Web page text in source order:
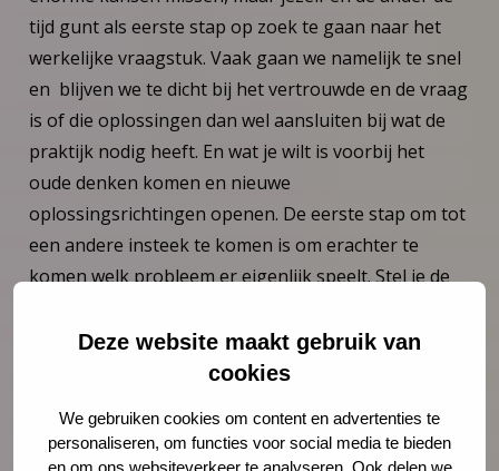
Deze website maakt gebruik van
cookies
We gebruiken cookies om content en advertenties te
personaliseren, om functies voor social media te bieden
en om ons websiteverkeer te analyseren. Ook delen we
tijd gunt als eerste stap op zoek te gaan naar het
werkelijke vraagstuk. Vaak gaan we namelijk te snel
en blijven we te dicht bij het vertrouwde en de vraag
is of die oplossingen dan wel aansluiten bij wat de
praktijk nodig heeft. En wat je wilt is voorbij het
oude denken komen en nieuwe
oplossingsrichtingen openen. De eerste stap om tot
een andere insteek te komen is om erachter te
komen welk probleem er eigenlijk speelt. Stel je de
van de antwoorden af zodat je bij de werkelijke
Stap 2: Het zoeken naar sleutels
“Wat gaat ervoor zorgen dat een nieuwe aanpak